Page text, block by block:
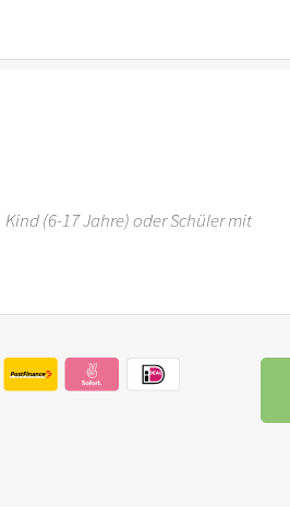
Stuttgart nicht
(6-17 Jahre) oder Schüler mit
Stuttgart nicht